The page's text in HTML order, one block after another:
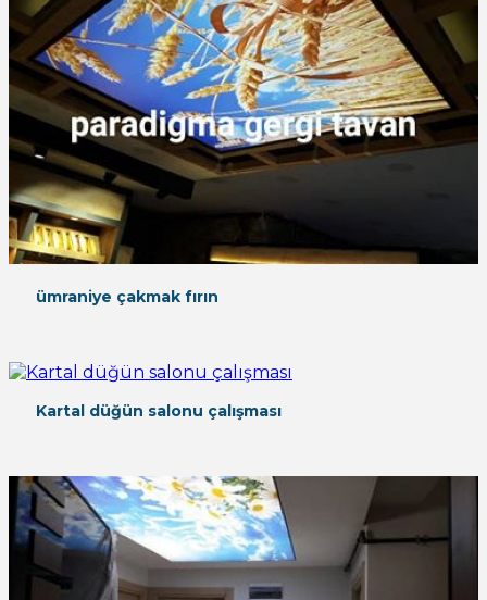
ümraniye çakmak fırın
Kartal düğün salonu çalışması